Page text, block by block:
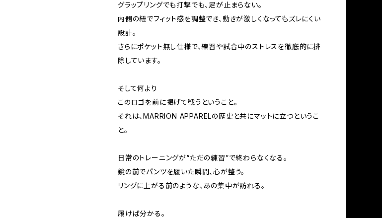
グラップリングでも打撃でも、足が止まらない。
内側の紐でフィット感を調整でき、動きが激しくなってもズレにくい
設計。
さらにポケット無し仕様で、練習や試合中のストレスを徹底的に排
除しています。
そして何より――
このロゴを前に掲げて戦うということ。
それは、MARRION APPARELの歴史と共にマットに立つというこ
と。
日常のトレーニングが“ただの練習”で終わらなくなる。
鏡の前でパンツを履いた瞬間、心が整う。
リングに上がる前のような、あの集中が訪れる。
履けば分かる。